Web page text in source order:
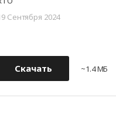
Сентября 2024
Скачать ~1.4 МБ